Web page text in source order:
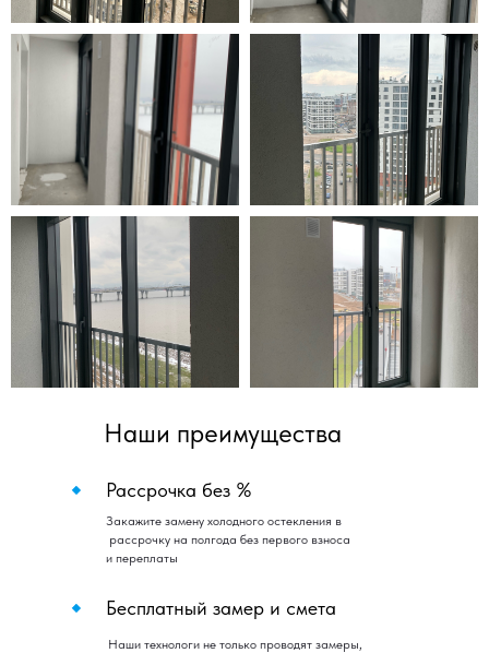
Наши преимущества
Рассрочка без %
Закажите замену холодного остекления в
рассрочку на полгода без первого взноса
и переплаты
Бесплатный замер и смета
Наши технологи не только проводят замеры,